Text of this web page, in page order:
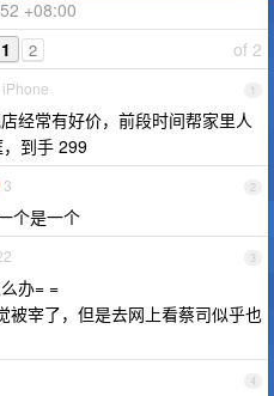
+08:00
of 2
1 2
1
经常有好价，前段时间帮家里人
到手 299
2
3
个是一个
3
办= =
被宰了，但是去网上看蔡司似乎也
4